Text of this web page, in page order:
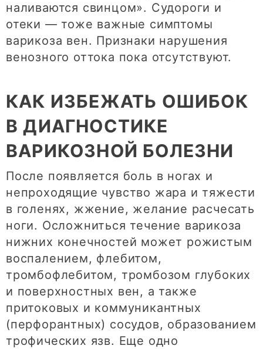
наливаются свинцом». Судороги и
отеки — тоже важные симптомы
варикоза вен. Признаки нарушения
венозного оттока пока отсутствуют.
КАК ИЗБЕЖАТЬ ОШИБОК
В ДИАГНОСТИКЕ
ВАРИКОЗНОЙ БОЛЕЗНИ
После появляется боль в ногах и
непроходящие чувство жара и тяжести
в голенях, жжение, желание расчесать
ноги. Осложниться течение варикоза
нижних конечностей может рожистым
воспалением, флебитом,
тромбофлебитом, тромбозом глубоких
и поверхностных вен, а также
притоковых и коммуникантных
(перфорантных) сосудов, образованием
трофических язв. Еще одно